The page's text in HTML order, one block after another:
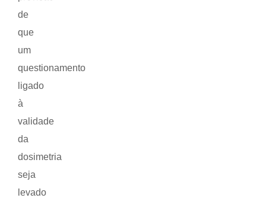
de
que
um
questionamento
ligado
à
validade
da
dosimetria
seja
levado